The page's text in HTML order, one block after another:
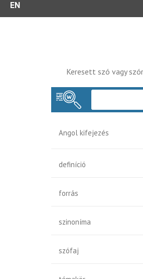
EN
Keresett szó vagy
Angol kifejezés
definíció
forrás
szinoníma
szófaj